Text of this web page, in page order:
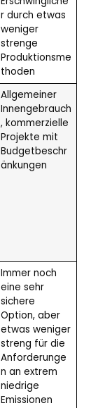
r durch etwas
weniger
strenge
Produktionsme
thoden
Allgemeiner
Innengebrauch
, kommerzielle
Projekte mit
Budgetbeschr
änkungen
Immer noch
eine sehr
sichere
Option, aber
etwas weniger
streng für die
Anforderunge
n an extrem
niedrige
Emissionen